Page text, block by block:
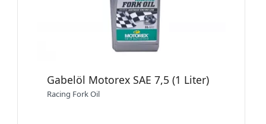
Gabelöl Motorex SAE 7,5 (1 Liter)
Racing Fork Oil